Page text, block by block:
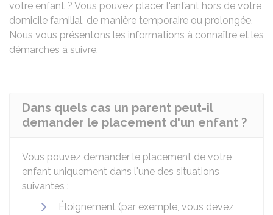
votre enfant ? Vous pouvez placer l'enfant hors de votre
domicile familial, de manière temporaire ou prolongée.
Nous vous présentons les informations à connaître et les
démarches à suivre.
Dans quels cas un parent peut-il
demander le placement d'un enfant ?
Vous pouvez demander le placement de votre
enfant uniquement dans l'une des situations
suivantes :
Éloignement (par exemple, vous devez